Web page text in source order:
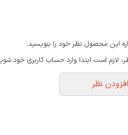
این محصول نظر خود را بنویسید.
لازم است ابتدا وارد حساب کاربری خود
افزودن نظر